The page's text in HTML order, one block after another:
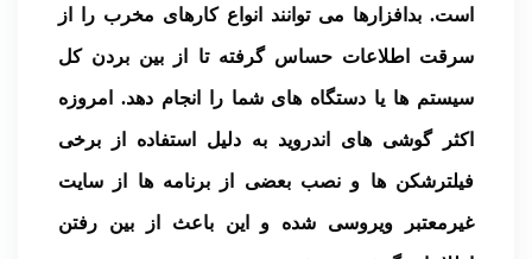
است. بدافزارها می توانند انواع کارهای مخرب را از
سرقت اطلاعات حساس گرفته تا از بین بردن کل
سیستم ها یا دستگاه های شما را انجام دهد. امروزه
اکثر گوشی های اندروید به دلیل استفاده از برخی
فیلترشکن ها و نصب بعضی از برنامه ها از سایت
غیرمعتبر ویروسی شده و این باعث از بین رفتن